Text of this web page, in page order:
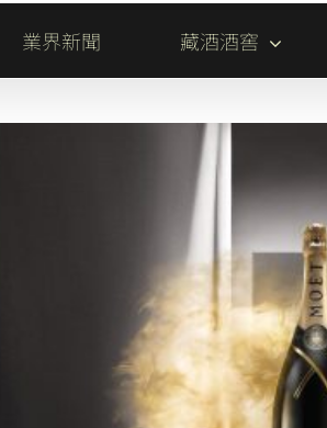
業界新聞 藏酒酒窖
酩悅香檳的歡慶